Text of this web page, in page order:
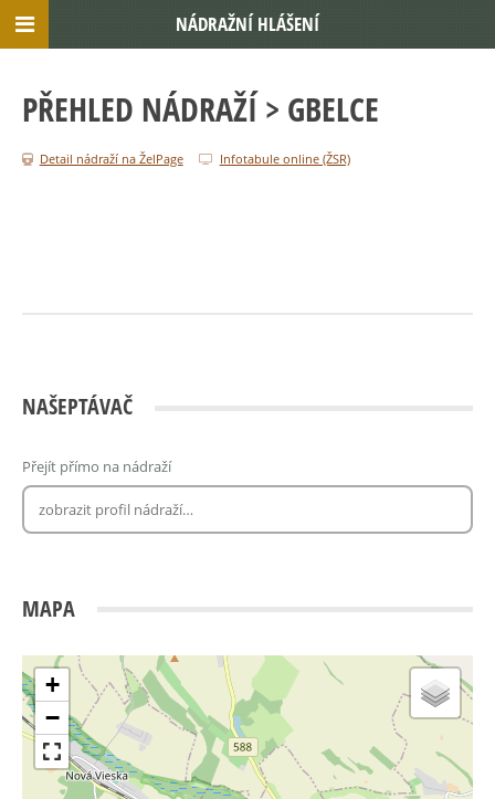
PŘEHLED NÁDRAŽÍ > GBELCE
Detail nádraží na ŽelPage Infotabule online (ŽSR)
NAŠEPTÁVAČ
Přejít přímo na nádraží
MAPA
+
−
NÁDRAŽNÍ HLÁŠENÍ